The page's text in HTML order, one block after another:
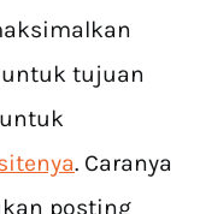
tujuan
. Caranya
posting